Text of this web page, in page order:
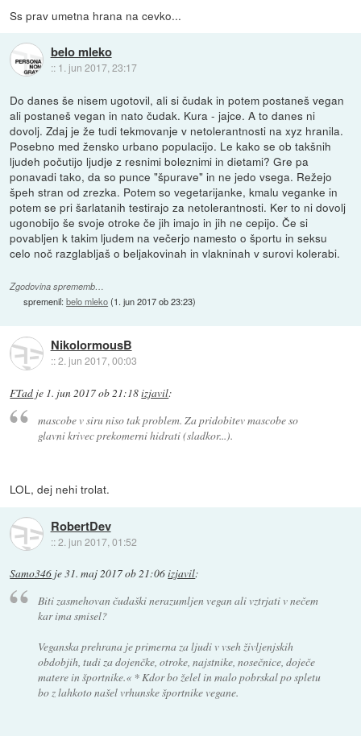
Ss prav umetna hrana na cevko...
belo mleko
:: 1. jun 2017, 23:17
Do danes še nisem ugotovil, ali si čudak in potem postaneš vegan
ali postaneš vegan in nato čudak. Kura - jajce. A to danes ni
dovolj. Zdaj je že tudi tekmovanje v netolerantnosti na xyz hranila.
Posebno med žensko urbano populacijo. Le kako se ob takšnih
ljudeh počutijo ljudje z resnimi boleznimi in dietami? Gre pa
ponavadi tako, da so punce "špurave" in ne jedo vsega. Režejo
špeh stran od zrezka. Potem so vegetarijanke, kmalu veganke in
potem se pri šarlatanih testirajo za netolerantnosti. Ker to ni dovolj
ugonobijo še svoje otroke če jih imajo in jih ne cepijo. Če si
povabljen k takim ljudem na večerjo namesto o športu in seksu
celo noč razglabljaš o beljakovinah in vlakninah v surovi kolerabi.
Zgodovina sprememb…
spremenil:belo mleko(1. jun 2017 ob 23:23)
NikolormousB
::2. jun 2017, 00:03
FTad je 1. jun 2017 ob 21:18izjavil:
mascobe v siru niso tak problem. Za pridobitev mascobe so
glavni krivec prekomerni hidrati (sladkor...).
LOL, dej nehi trolat.
RobertDev
::2. jun 2017, 01:52
Samo346 je31. maj 2017 ob 21:06izjavil:
Biti zasmehovan čudaški nerazumljen vegan ali vztrjati v nečem
kar ima smisel?
Veganska prehrana je primerna za ljudi v vseh življenjskih
obdobjih, tudi za dojenčke, otroke, najstnike, nosečnice, doječe
matere in športnike.« * Kdor bo želel in malo pobrskal po spletu
bo z lahkoto našel vrhunske športnike vegane.